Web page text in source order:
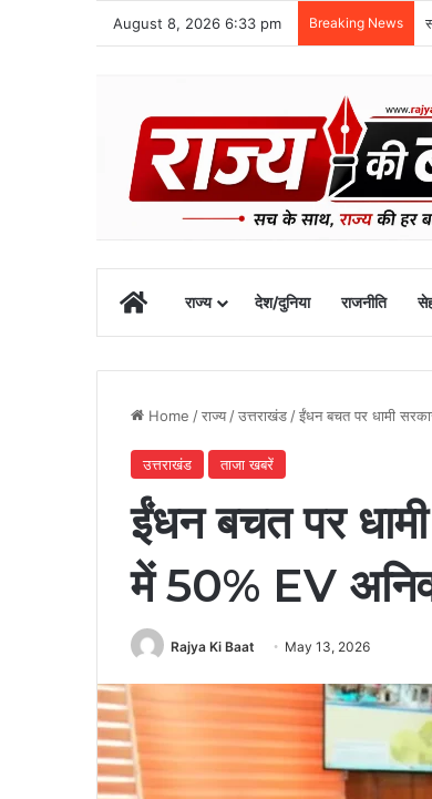
August 8, 2026 6:33 pm Breaking News
Homeराज्य देश/दुनिया राजनीति
Home /राज्य /उत्तराखंड /ईंधन बचत पर धामी
उत्तराखंड ताजा खबरें
ईंधन बचत पर
में 50% EV
Rajya Ki Baat May 13, 2026